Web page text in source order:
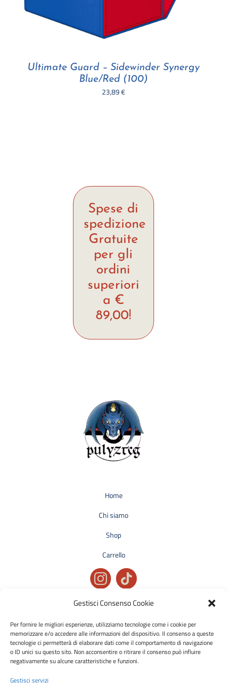
Gestisci Consenso Cookie
Per fornire le migliori esperienze, utilizziamo tecnologie come i cookie per
memorizzare e/o accedere alle informazioni del dispositivo. Il consenso a queste
tecnologie ci permetterà di elaborare dati come il comportamento di navigazione
o ID unici su questo sito. Non acconsentire o ritirare il consenso può influire
negativamente su alcune caratteristiche e funzioni.
Gestisci servizi
Ultimate Guard – Sidewinder Synergy
Blue/Red (100)
23,89€
Spese di
spedizione
Gratuite
per gli
ordini
superiori
a €
89,00!
Home
Chi siamo
Shop
Carrello
Privacy policy
Condizioni generali di vendita
Cookie policy
Metodi di pagamento accettati: